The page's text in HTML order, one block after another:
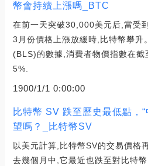
幣會持續上漲嗎_BTC
在前一天突破30,000美元后,當受
3月份價格上漲放緩時,比特幣攀升
(BLS)的數據,消費者物價指數在截
5%.
1900/1/1 0:00:00
比特幣 SV 跌至歷史最低點，
望嗎？_比特幣SV
以美元計算,比特幣SV的交易價格
去幾個月中,它最近也跌至對比特